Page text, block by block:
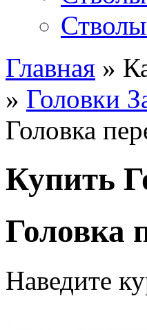
Главная »
» Головки
Головка
Купить
Головка
Наведите